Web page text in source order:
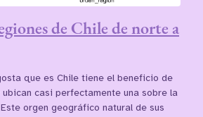
de Chile de norte a
que es Chile tiene el beneficio de
casi perfectamente una sobre la
orgen geográfico natural de sus